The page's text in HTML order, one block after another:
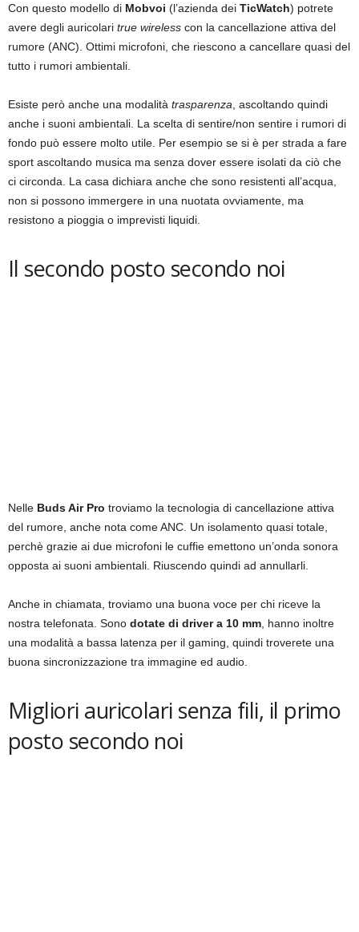
Con questo modello di Mobvoi (l’azienda dei TicWatch) potrete
avere degli auricolari true wireless con la cancellazione attiva del
rumore (ANC). Ottimi microfoni, che riescono a cancellare quasi del
tutto i rumori ambientali.
Esiste però anche una modalità trasparenza, ascoltando quindi
anche i suoni ambientali. La scelta di sentire/non sentire i rumori di
fondo può essere molto utile. Per esempio se si è per strada a fare
sport ascoltando musica ma senza dover essere isolati da ciò che
ci circonda. La casa dichiara anche che sono resistenti all’acqua,
non si possono immergere in una nuotata ovviamente, ma
resistono a pioggia o imprevisti liquidi.
Il secondo posto secondo noi
Nelle Buds Air Pro troviamo la tecnologia di cancellazione attiva
del rumore, anche nota come ANC. Un isolamento quasi totale,
perchè grazie ai due microfoni le cuffie emettono un’onda sonora
opposta ai suoni ambientali. Riuscendo quindi ad annullarli.
Anche in chiamata, troviamo una buona voce per chi riceve la
nostra telefonata. Sono dotate di driver a 10 mm, hanno inoltre
una modalità a bassa latenza per il gaming, quindi troverete una
buona sincronizzazione tra immagine ed audio.
Migliori auricolari senza fili, il primo
posto secondo noi